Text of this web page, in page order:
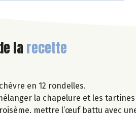
larecette
en 12 rondelles.
la chapelure et les
mettre l’œuf battu avec